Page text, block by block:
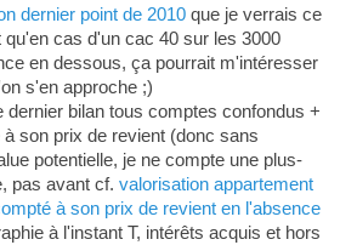
dernier point de 2010que je verrais ce
qu'en cas d'un cac 40 sur les 3000
en dessous, ça pourrait m'intéresser
s'en approche ;)
dernier bilan tous comptes confondus +
son prix de revient (donc sans
potentielle, je ne compte une plus-
pas avant cf. valorisation appartement
à son prix de revient en l'absence
à l'instant T, intérêts acquis et hors